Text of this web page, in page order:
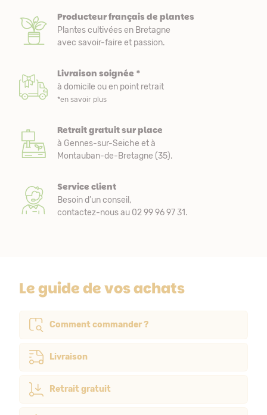
Producteur français de plantes
Plantes cultivées en Bretagne
avec savoir-faire et passion.
Livraison soignée *
à domicile ou en point retrait
*en savoir plus
Retrait gratuit sur place
à Gennes-sur-Seiche et à
Montauban-de-Bretagne (35).
Service client
Besoin d’un conseil,
contactez-nous au 02 99 96 97 31.
Le guide de vos achats
Comment commander ?
Livraison
Retrait gratuit